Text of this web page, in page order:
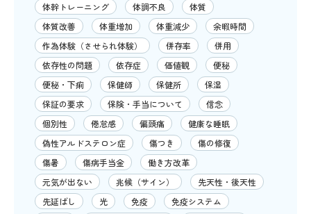
体幹トレーニング
体調不良
体質
体質改善
体重増加 体重減少
余暇時間
作為体験（させられ体験）
併存率
併用
依存性の問題
依存症 価値観
便秘
便秘・下痢
保健師 保健所
保湿
保証の要求
保険・手当について
信念
個別性
倦怠感 偏頭痛
健康な睡眠
偽性アルドステロン症
傷つき
傷の修復
傷暑
傷病手当金
働き方改革
元気が出ない
兆候（サイン）
先天性・後天性
先延ばし
光 免疫
免疫システム